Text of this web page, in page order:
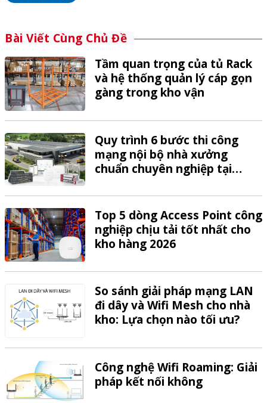
Bài Viết Cùng Chủ Đề
Tầm quan trọng của tủ Rack
và hệ thống quản lý cáp gọn
gàng trong kho vận
Quy trình 6 bước thi công
mạng nội bộ nhà xưởng
chuẩn chuyên nghiệp tại
Top 5 dòng Access Point công
nghiệp chịu tải tốt nhất cho
kho hàng 2026
So sánh giải pháp mạng LAN
đi dây và Wifi Mesh cho nhà
kho: Lựa chọn nào tối ưu?
Công nghệ Wifi Roaming: Giải
pháp kết nối không